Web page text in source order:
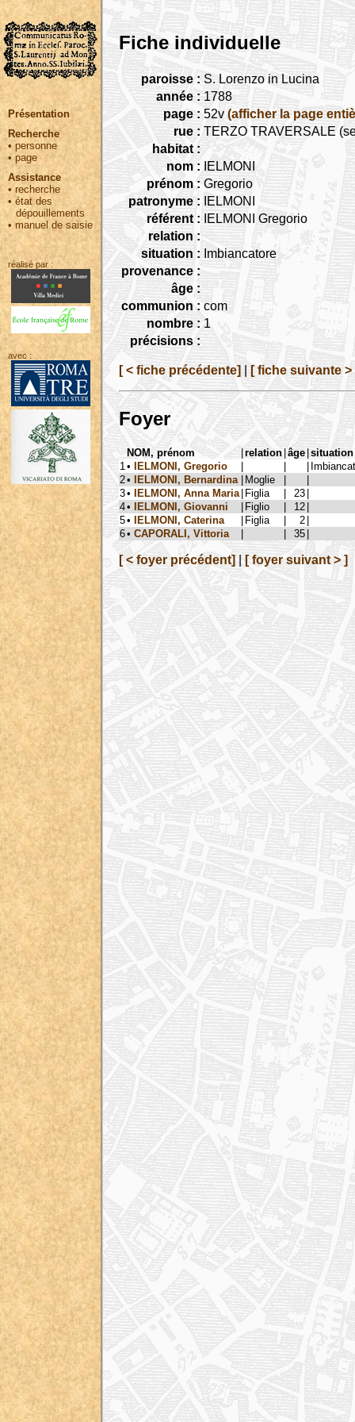
Présentation
Recherche
• personne
•page
Assistance
• recherche
•état des
dépouillements
•manuel de saisie
réalisé par :
avec :
Fiche individuelle
paroisse : S. Lorenzo in Lucina
année : 1788
page : 52v (afficher la page
rue : TERZO TRAVERSALE
habitat :
nom :
IELMONI
prénom : Gregorio
patronyme :
IELMONI
référent :
IELMONI Gregorio
relation :
situation : Imbiancatore
provenance :
âge :
communion : com
nombre : 1
précisions :
[ < fiche précédente] [ fiche suivante >
Foyer
NOM, prénom |relation |âge |situation
1 • IELMONI, Gregorio | | |
2• IELMONI, Bernardina | Moglie |
|
3• IELMONI, Anna Maria | Figlia | 23 |
4• IELMONI, Giovanni | Figlio | 12 |
5• IELMONI, Caterina | Figlia | 2 |
6• CAPORALI, Vittoria | | 35 |
[ < foyer précédent] [ foyer suivant > ]